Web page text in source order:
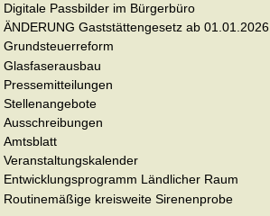
Digitale Passbilder im Bürgerbüro
ÄNDERUNG Gaststättengesetz ab 01.01.2026
Grundsteuerreform
Glasfaserausbau
Pressemitteilungen
Stellenangebote
Ausschreibungen
Amtsblatt
Veranstaltungskalender
Entwicklungsprogramm Ländlicher Raum
Routinemäßige kreisweite Sirenenprobe